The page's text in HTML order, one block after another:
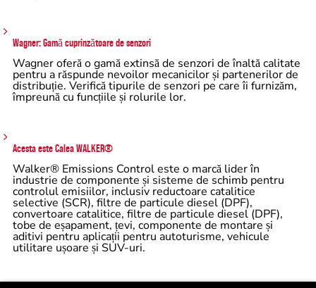
Wagner: Gamă cuprinzătoare de senzori
Wagner oferă o gamă extinsă de senzori de înaltă calitate
pentru a răspunde nevoilor mecanicilor și partenerilor de
distribuție. Verifică tipurile de senzori pe care îi furnizăm,
împreună cu funcțiile și rolurile lor.
Acesta este Calea WALKER®
Walker® Emissions Control este o marcă lider în
industrie de componente și sisteme de schimb pentru
controlul emisiilor, inclusiv reductoare catalitice
selective (SCR), filtre de particule diesel (DPF),
convertoare catalitice, filtre de particule diesel (DPF),
tobe de eșapament, țevi, componente de montare și
aditivi pentru aplicații pentru autoturisme, vehicule
utilitare ușoare și SUV-uri.